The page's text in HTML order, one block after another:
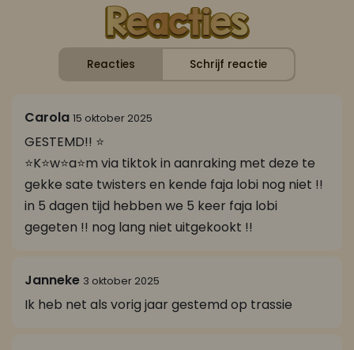
Reacties Schrijf reactie
Carola 15 oktober 2025
GESTEMD!! ⭐
⭐K⭐w⭐a⭐m via tiktok in aanraking met deze te
gekke sate twisters en kende faja lobi nog niet !!
in 5 dagen tijd hebben we 5 keer faja lobi
gegeten !! nog lang niet uitgekookt !!
Janneke 3 oktober 2025
Ik heb net als vorig jaar gestemd op trassie